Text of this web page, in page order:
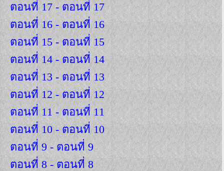
ตอนที่ 17 - ตอนที่ 17
ตอนที่ 16 - ตอนที่ 16
ตอนที่ 15 - ตอนที่ 15
ตอนที่ 14 - ตอนที่ 14
ตอนที่ 13 - ตอนที่ 13
ตอนที่ 12 - ตอนที่ 12
ตอนที่ 11 - ตอนที่ 11
ตอนที่ 10 - ตอนที่ 10
ตอนที่ 9 - ตอนที่ 9
ตอนที่ 8 - ตอนที่ 8